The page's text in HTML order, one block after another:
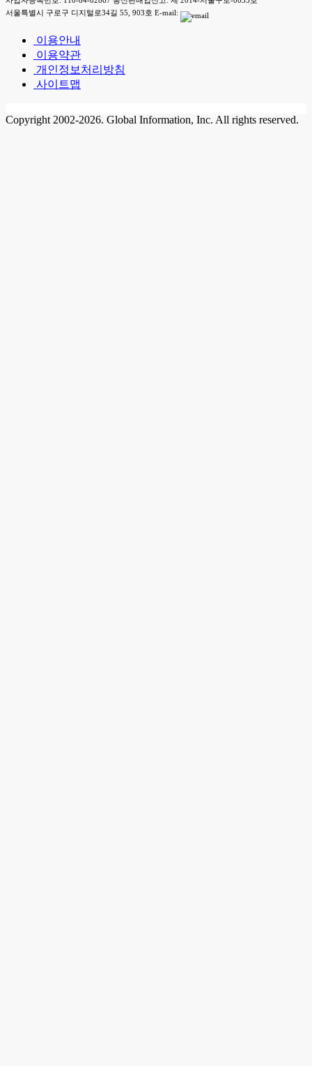
서울특별시 구로구 디지털로34길 55, 903호 E-mail:
이용안내
이용약관
개인정보처리방침
사이트맵
Copyright 2002-2026. Global Information, Inc. All rights reserved.